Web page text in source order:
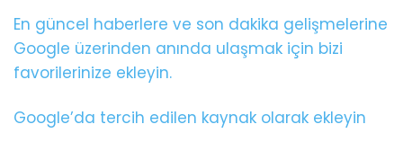
En güncel haberlere ve son dakika gelişmelerine
Google üzerinden anında ulaşmak için bizi
favorilerinize ekleyin.
Google’da tercih edilen kaynak olarak ekleyin